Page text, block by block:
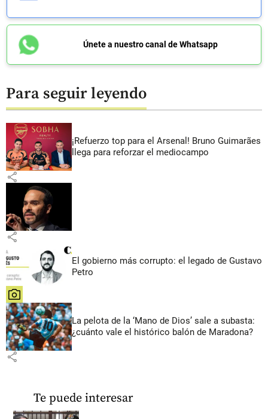
Únete a nuestro canal de Whatsapp
Para seguir leyendo
¡Refuerzo top para el Arsenal! Bruno Guimarães
llega para reforzar el mediocampo
share
share
El gobierno más corrupto: el legado de Gustavo
Petro
share
La pelota de la ‘Mano de Dios’ sale a subasta:
¿cuánto vale el histórico balón de Maradona?
share
Te puede interesar